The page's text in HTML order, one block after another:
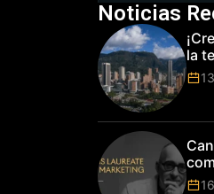
Noticias
la
del